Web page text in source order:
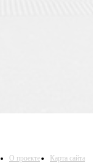
О проекте Карта сайта